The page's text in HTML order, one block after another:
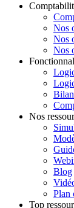
Nos
Nos
Nos
Nos
Blog
Plan
Top